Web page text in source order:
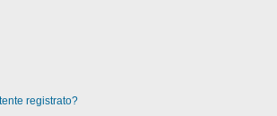
registrato?